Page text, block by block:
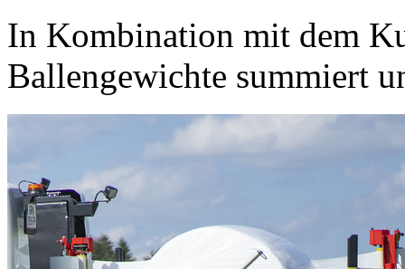
In Kombination mit dem
Ballengewichte summiert